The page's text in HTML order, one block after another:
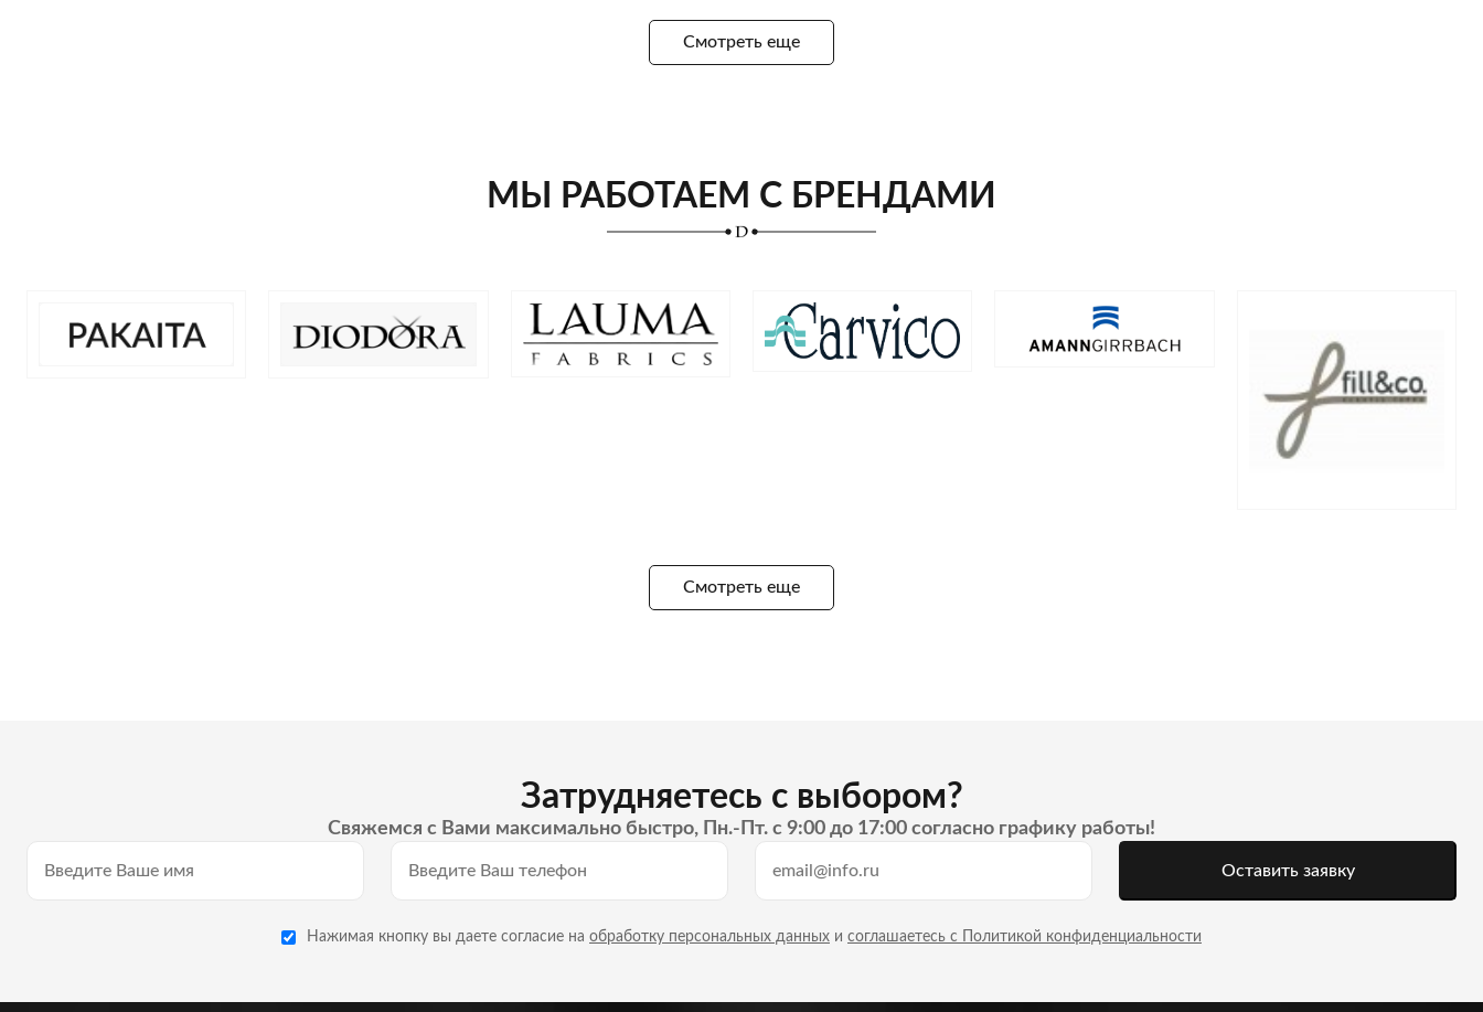
Смотреть еще
МЫ РАБОТАЕМ С БРЕНДАМИ
Смотреть еще
Затрудняетесь с выбором?
Свяжемся с Вами максимально быстро, Пн.-Пт. с 9:00 до 17:00 согласно графику работы!
Оставить заявку
Нажимая кнопку вы даете согласие на обработку персональных данных и соглашаетесь с Политикой конфиденциальности